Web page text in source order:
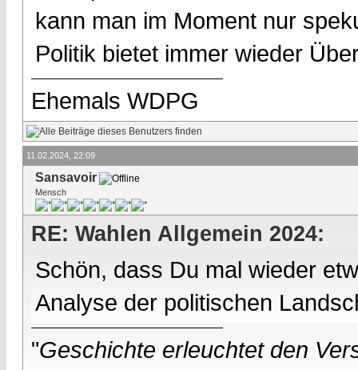
kann man im Moment nur
Politik bietet immer wieder
Ehemals WDPG
11.02.2024, 22:09
Sansavoir
Mensch
RE: Wahlen Allgemein 2024:
Schön, dass Du mal wieder
Analyse der politischen
"Geschichte erleuchtet den